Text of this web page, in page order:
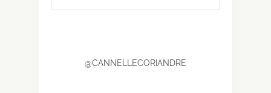
@CANNELLECORIANDRE